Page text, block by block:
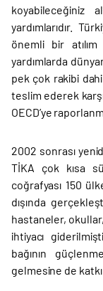
koyabileceğiniz
yardımlarıdır.
önemli bir atılım
yardımlarda
pek çok rakibi dahi
teslim ederek
OECD’ye
2002 sonrası
TİKA çok kısa
coğrafyası 150
dışında
hastaneler,
ihtiyacı
bağının
gelmesine de